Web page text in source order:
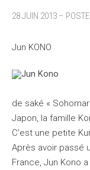
28 JUIN 2013 –
Jun KONO
de saké «
Japon, la famille
C’est une petite
Après avoir passé
France, Jun Kono